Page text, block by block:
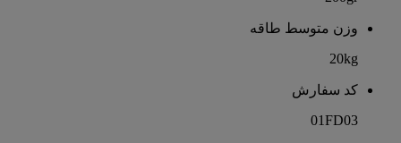
وزن متوسط طاقه
20kg
کد سفارش
01FD03